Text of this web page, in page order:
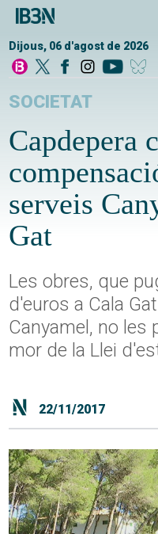
Dijous, 06 d'agost de 2026
SOCIETAT
Capdepera
serveis
Gat
Les obres, que
d'euros a Cala
Canyamel, no les
mor de la Llei
22/11/2017